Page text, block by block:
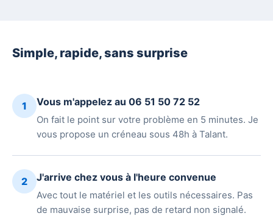
Simple, rapide, sans surprise
1 Vous m'appelez au 06 51 50 72 52
On fait le point sur votre problème en 5 minutes. Je
vous propose un créneau sous 48h à Talant.
2 J'arrive chez vous à l'heure convenue
Avec tout le matériel et les outils nécessaires. Pas
de mauvaise surprise, pas de retard non signalé.